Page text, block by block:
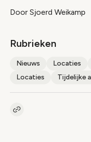
Door Sjoerd Weikamp
Rubrieken
Nieuws Locaties
Locaties
Tijdelijke
Kopieer link naar artikel